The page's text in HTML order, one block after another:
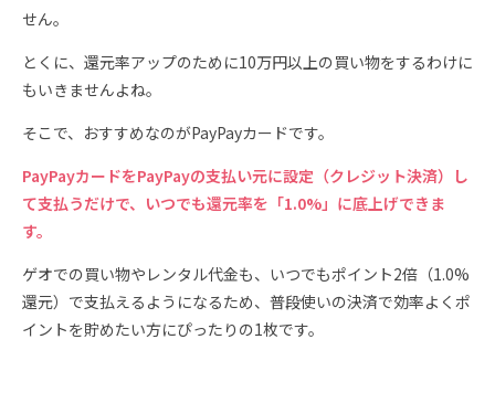
せん。
とくに、還元率アップのために10万円以上の買い物をするわけに
もいきませんよね。
そこで、おすすめなのがPayPayカードです。
PayPayカードをPayPayの支払い元に設定（クレジット決済）し
て支払うだけで、いつでも還元率を「1.0%」に底上げできま
す。
ゲオでの買い物やレンタル代金も、いつでもポイント2倍（1.0%
還元）で支払えるようになるため、普段使いの決済で効率よくポ
イントを貯めたい方にぴったりの1枚です。